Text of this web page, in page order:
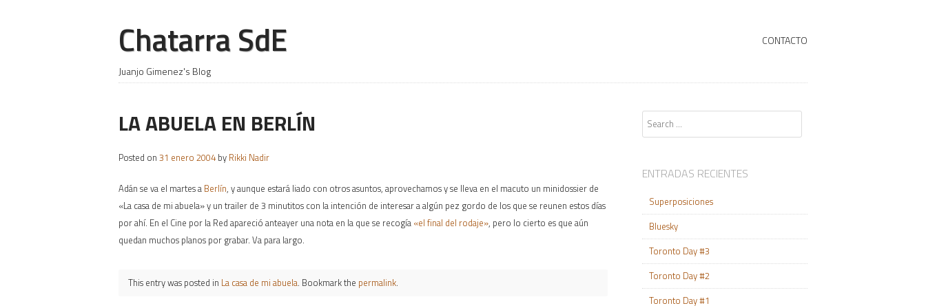
Chatarra SdE
Juanjo Gimenez's Blog
+
SKIP TO CONTENT
CONTACTO
LA ABUELA EN BERLÍN
Posted on 31 enero 2004 by Rikki Nadir
Adán se va el martes a Berlín, y aunque estará liado con otros asuntos, aprovechamos y se lleva en el macuto un minidossier de
«La casa de mi abuela» y un trailer de 3 minutitos con la intención de interesar a algún pez gordo de los que se reunen estos días
por ahí. En el Cine por la Red apareció anteayer una nota en la que se recogía «el final del rodaje», pero lo cierto es que aún
quedan muchos planos por grabar. Va para largo.
This entry was posted in La casa de mi abuela. Bookmark the permalink.
Search
ENTRADAS RECIENTES
Superposiciones
Bluesky
Toronto Day #3
Toronto Day #2
Toronto Day #1